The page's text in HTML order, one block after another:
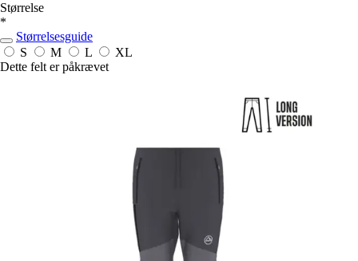
Størrelse
*
Størrelsesguide
S
M L
XL
Dette felt er påkrævet